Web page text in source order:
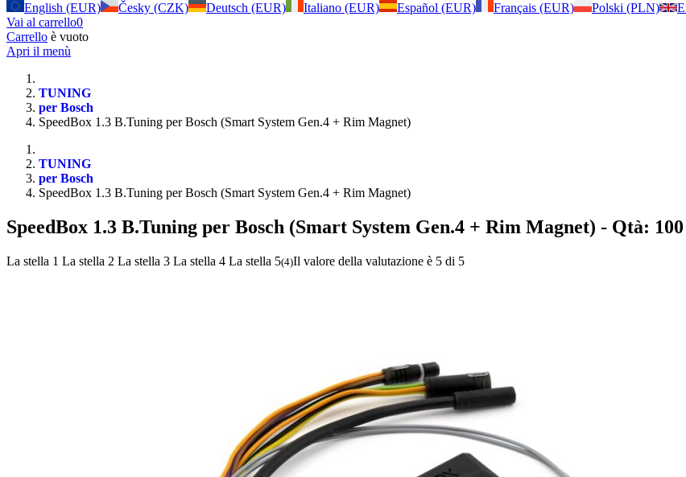
English (EUR)
Česky (CZK) Deutsch (EUR) Italiano (EUR) Español (EUR) Français (EUR) Polski (PLN)
Vai al carrello0
Carrello è vuoto
Apri il menù
TUNING
per Bosch
SpeedBox 1.3 B.Tuning per Bosch (Smart System Gen.4 + Rim Magnet)
TUNING
per Bosch
SpeedBox 1.3 B.Tuning per Bosch (Smart System Gen.4 + Rim Magnet)
SpeedBox 1.3 B.Tuning per Bosch (Smart System Gen.4 + Rim Magnet) - Qtà:
La stella 1 La stella 2 La stella 3 La stella 4 La stella 5(4)Il valore della valutazione è 5 di 5